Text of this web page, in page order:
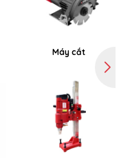
Máy cắt